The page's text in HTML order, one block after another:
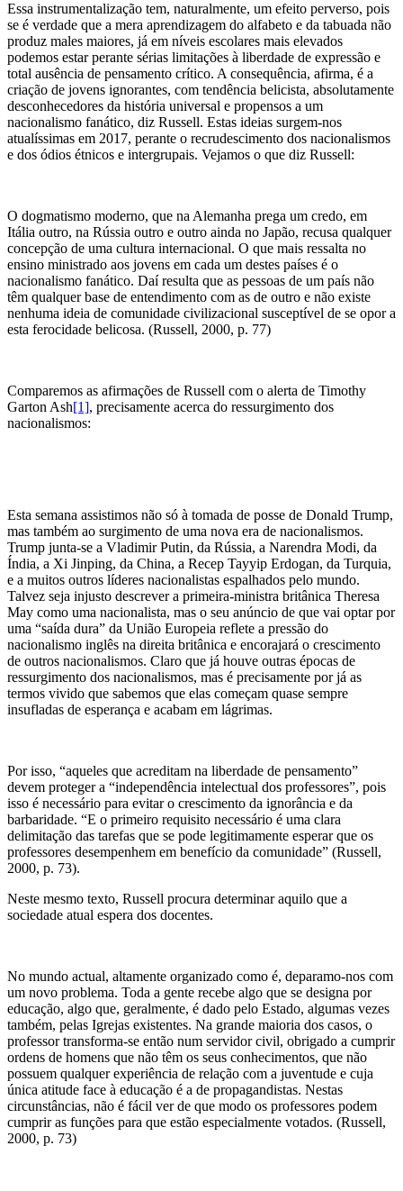
Essa instrumentalização tem, naturalmente, um efeito perverso, pois
se é verdade que a mera aprendizagem do alfabeto e da tabuada não
produz males maiores, já em níveis escolares mais elevados
podemos estar perante sérias limitações à liberdade de expressão e
total ausência de pensamento crítico. A consequência, afirma, é a
criação de jovens ignorantes, com tendência belicista, absolutamente
desconhecedores da história universal e propensos a um
nacionalismo fanático, diz Russell. Estas ideias surgem-nos
atualíssimas em 2017, perante o recrudescimento dos nacionalismos
e dos ódios étnicos e intergrupais. Vejamos o que diz Russell:
O dogmatismo moderno, que na Alemanha prega um credo, em
Itália outro, na Rússia outro e outro ainda no Japão, recusa qualquer
concepção de uma cultura internacional. O que mais ressalta no
ensino ministrado aos jovens em cada um destes países é o
nacionalismo fanático. Daí resulta que as pessoas de um país não
têm qualquer base de entendimento com as de outro e não existe
nenhuma ideia de comunidade civilizacional susceptível de se opor a
esta ferocidade belicosa. (Russell, 2000, p. 77)
Comparemos as afirmações de Russell com o alerta de Timothy
Garton Ash[1], precisamente acerca do ressurgimento dos
nacionalismos:
Esta semana assistimos não só à tomada de posse de Donald Trump,
mas também ao surgimento de uma nova era de nacionalismos.
Trump junta-se a Vladimir Putin, da Rússia, a Narendra Modi, da
Índia, a Xi Jinping, da China, a Recep Tayyip Erdogan, da Turquia,
e a muitos outros líderes nacionalistas espalhados pelo mundo.
Talvez seja injusto descrever a primeira-ministra britânica Theresa
May como uma nacionalista, mas o seu anúncio de que vai optar por
uma “saída dura” da União Europeia reflete a pressão do
nacionalismo inglês na direita britânica e encorajará o crescimento
de outros nacionalismos. Claro que já houve outras épocas de
ressurgimento dos nacionalismos, mas é precisamente por já as
termos vivido que sabemos que elas começam quase sempre
insufladas de esperança e acabam em lágrimas.
Por isso, “aqueles que acreditam na liberdade de pensamento”
devem proteger a “independência intelectual dos professores”, pois
isso é necessário para evitar o crescimento da ignorância e da
barbaridade. “E o primeiro requisito necessário é uma clara
delimitação das tarefas que se pode legitimamente esperar que os
professores desempenhem em benefício da comunidade” (Russell,
2000, p. 73).
Neste mesmo texto, Russell procura determinar aquilo que a
sociedade atual espera dos docentes.
No mundo actual, altamente organizado como é, deparamo-nos com
um novo problema. Toda a gente recebe algo que se designa por
educação, algo que, geralmente, é dado pelo Estado, algumas vezes
também, pelas Igrejas existentes. Na grande maioria dos casos, o
professor transforma-se então num servidor civil, obrigado a cumprir
ordens de homens que não têm os seus conhecimentos, que não
possuem qualquer experiência de relação com a juventude e cuja
única atitude face à educação é a de propagandistas. Nestas
circunstâncias, não é fácil ver de que modo os professores podem
cumprir as funções para que estão especialmente votados. (Russell,
2000, p. 73)